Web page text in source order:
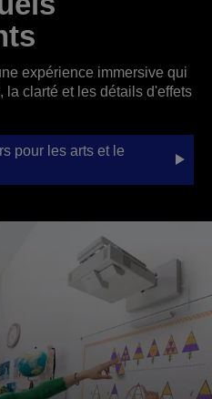
expérience immersive qui
la clarté et les détails d'effets
pour les arts et le